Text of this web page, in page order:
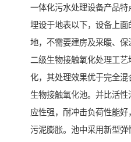
一体化污水处理设备产品特
埋设于地表以下，设备上
地，不需要建房及采暖、保
二级生物接触氧化处理工
化，其处理效果优于完全
生物接触氧化池。并比活
应性强，耐冲击负荷性能
污泥膨胀。池中采用新型弹